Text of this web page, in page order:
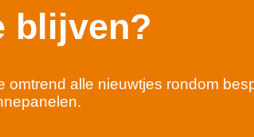
blijven?
omtrend alle nieuwtjes rondom